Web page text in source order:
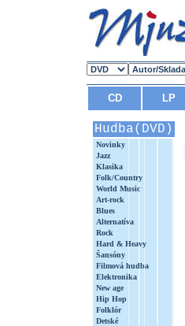
CD LP
Hudba(DVD)
Novinky
Jazz
Klasika
Folk/Country
World Music
Art-rock
Blues
Alternatíva
Rock
Hard & Heavy
Šansóny
Filmová hudba
Elektronika
New age
Hip Hop
Folklór
Detské